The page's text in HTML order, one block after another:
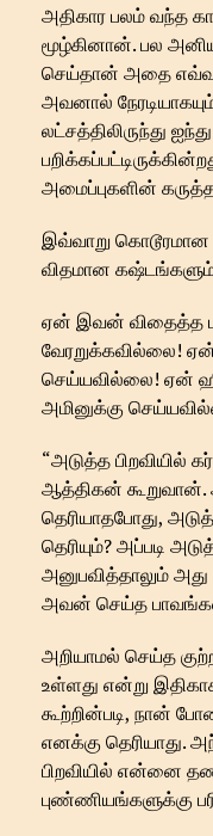
அதிகார பலம் வந்த
மூழ்கினான். பல
செய்தான் அதை
அவனால்
லட்சத்திலிருந்து
அமைப்புகளின்
இவ்வாறு
விதமான
ஏன் இவன் விதைத்த
வேரறுக்கவில்லை!
செய்யவில்லை! ஏன்
அமினுக்கு
“அடுத்த பிறவியில்
ஆத்திகன்
தெரியாதபோது,
தெரியும்? அப்படி
அனுபவித்தாலும்
அவன் செய்த
அறியாமல் செய்த
உள்ளது என்று
கூற்றின்படி, நான்
எனக்கு தெரியாது.
பிறவியில் என்னை
புண்ணியங்களுக்கு